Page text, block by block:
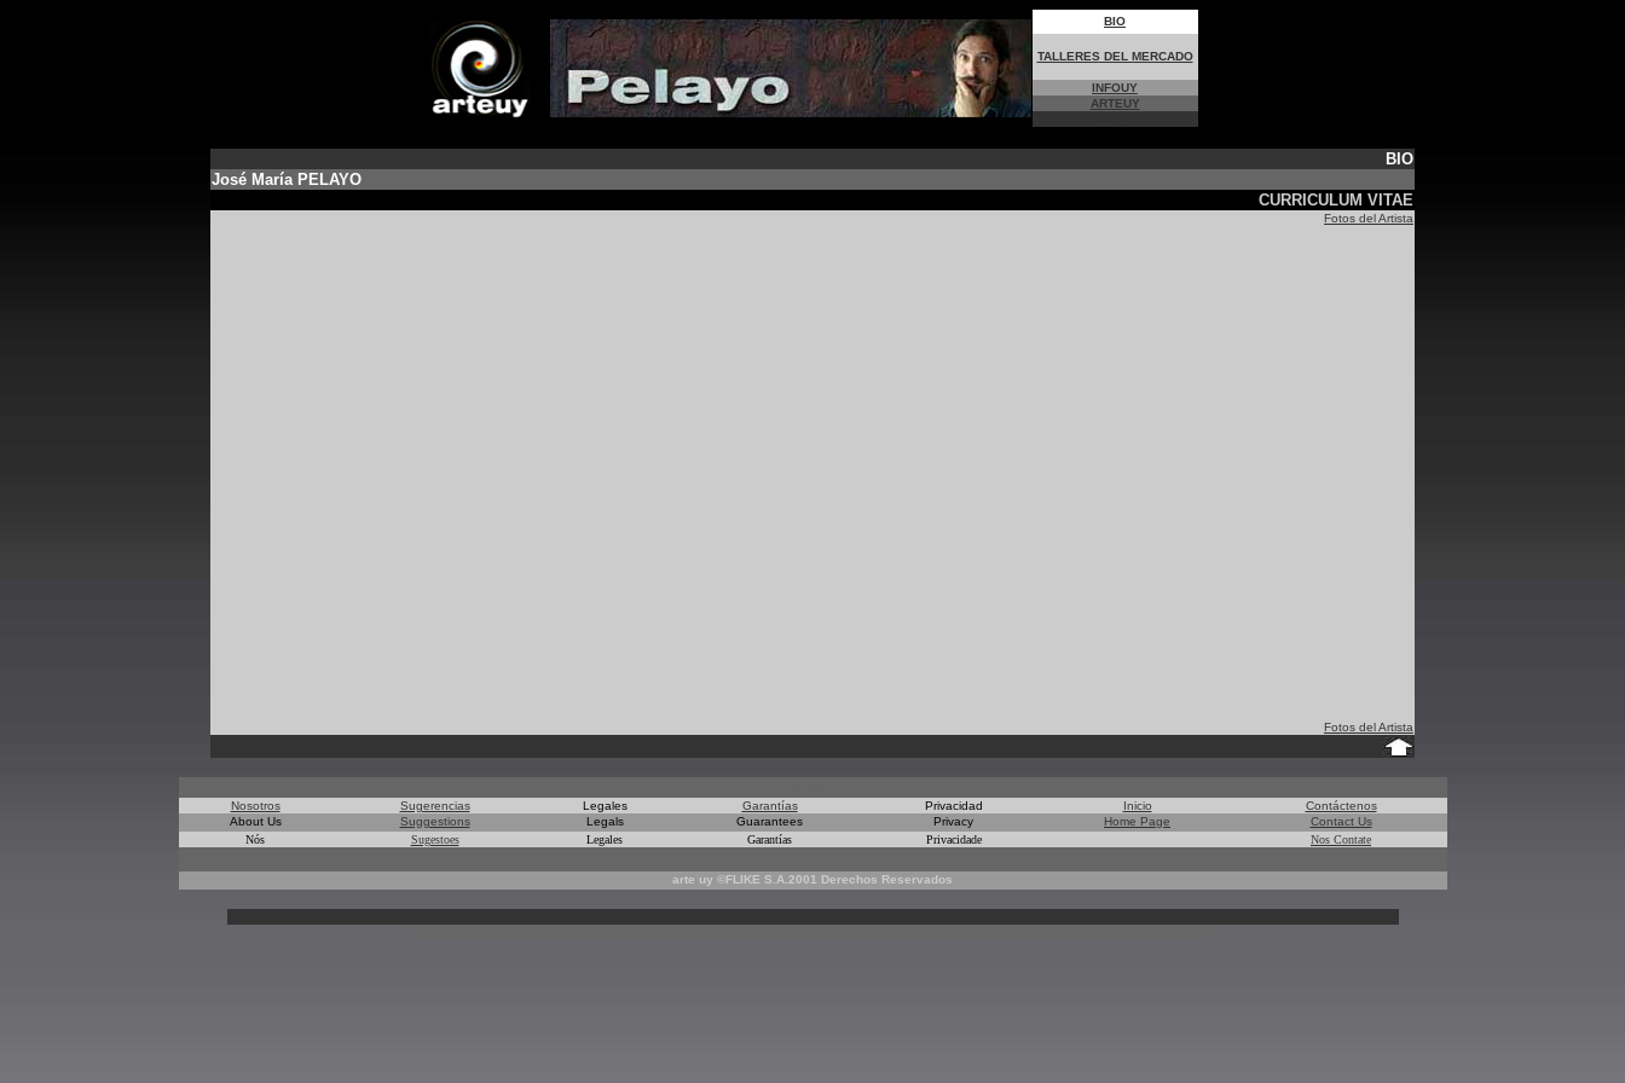
BIO
TALLERES DEL MERCADO
INFOUY
ARTEUY
BIO
José María PELAYO
CURRICULUM VITAE
Fotos del Artista
Fotos del Artista
Nosotros Sugerencias Legales Garantías Privacidad Inicio
Contáctenos
About Us
Suggestions Legals Guarantees Privacy Home Page
Contact Us
Nós
Sugestoes Legales Garantías Privacidade Nos Contate
arte uy ©FLIKE S.A.2001 Derechos Reservados